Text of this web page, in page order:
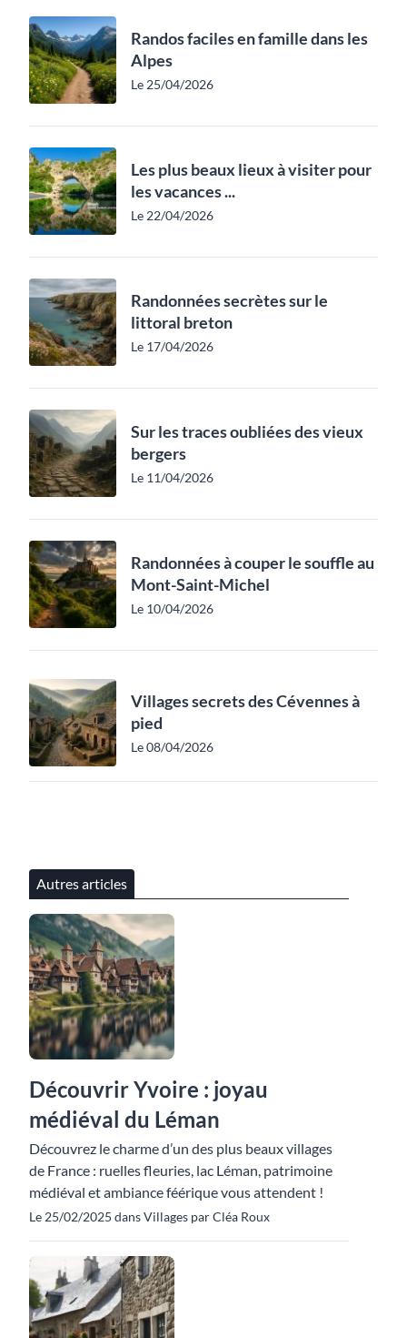
Randos faciles en famille dans les
Alpes
Le 25/04/2026
Les plus beaux lieux à visiter pour
les vacances ...
Le 22/04/2026
Randonnées secrètes sur le
littoral breton
Le 17/04/2026
Sur les traces oubliées des vieux
bergers
Le 11/04/2026
Randonnées à couper le souffle au
Mont-Saint-Michel
Le 10/04/2026
Villages secrets des Cévennes à
pied
Le 08/04/2026
Autres articles
Découvrir Yvoire : joyau
médiéval du Léman
Découvrez le charme d’un des plus beaux villages
de France : ruelles fleuries, lac Léman, patrimoine
médiéval et ambiance féérique vous attendent !
Le 25/02/2025 dans Villages par Cléa Roux